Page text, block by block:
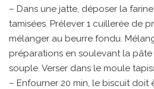
– Dans une jatte, déposer la
tamisées. Prélever 1 cuillerée de
mélanger au beurre fondu.
préparations en soulevant la
souple. Verser dans le moule
– Enfourner 20 min, le biscuit doit